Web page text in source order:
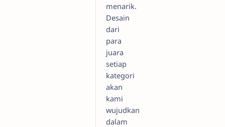
menarik.
Desain
dari
para
juara
setiap
kategori
akan
kami
wujudkan
dalam